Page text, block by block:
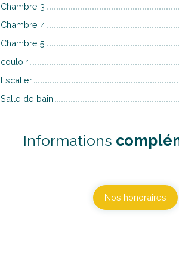
Chambre 3
Chambre 4
Chambre 5
couloir
Escalier
Salle de bain
Informations
Nos honoraires